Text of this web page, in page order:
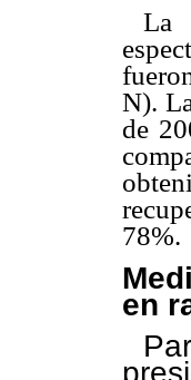
La
N).
de
78%.
en